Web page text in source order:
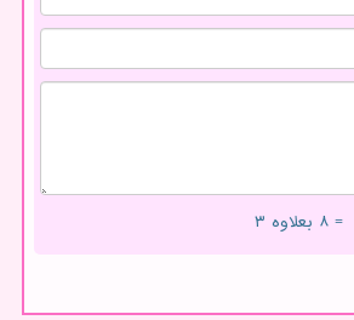
= ۸ بعلاوه ۳